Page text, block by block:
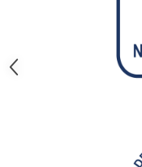
Console, Jocuri &
Ingrijire personala &
Aparate & Accesorii